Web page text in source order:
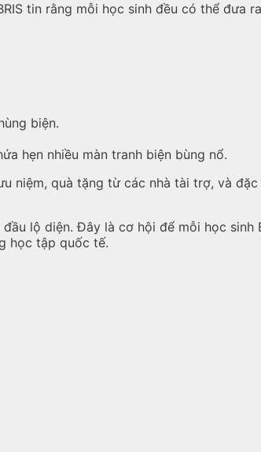
tin rằng mỗi học sinh đều có thể đưa
biện.
hẹn nhiều màn tranh biện bùng nổ.
niệm, quà tặng từ các nhà tài trợ, và
lộ diện. Đây là cơ hội để mỗi học sinh
học tập quốc tế.